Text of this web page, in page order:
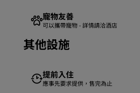
寵物友善
可以攜帶寵物 - 詳情請洽酒店
其他設施
提前入住
應事先要求提供，售完為止